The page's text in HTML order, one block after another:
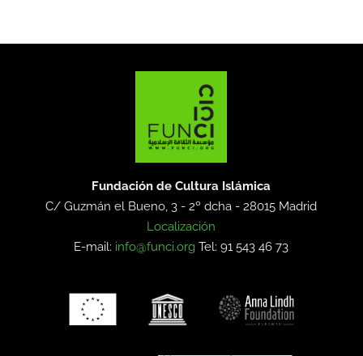
Fundación de Cultura Islámica
C/ Guzmán el Bueno, 3 - 2º dcha -28015 Madrid
Localización
E-mail: info@funci.org Tel: 91 543 46 73